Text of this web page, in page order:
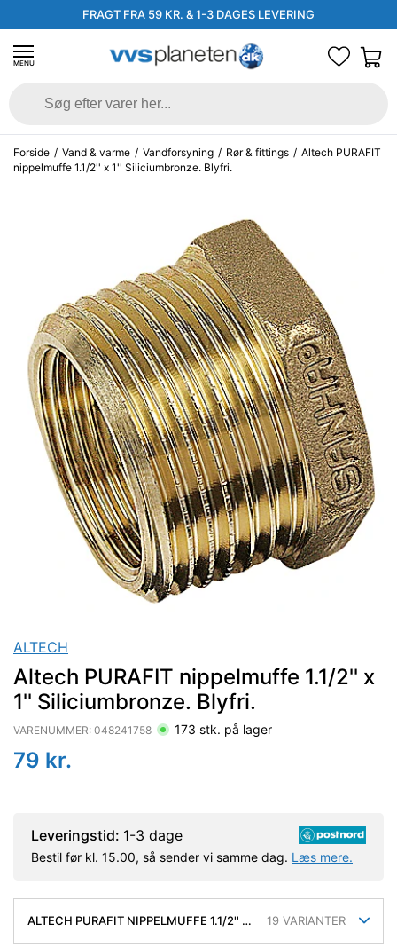
FRAGT FRA 59 KR. & 1-3 DAGES LEVERING
MENU
Forside / Vand & varme / Vandforsyning / Rør & fittings / Altech PURAFIT
nippelmuffe 1.1/2'' x 1'' Siliciumbronze. Blyfri.
ALTECH
Altech PURAFIT nippelmuffe 1.1/2'' x
1'' Siliciumbronze. Blyfri.
VARENUMMER: 048241758 173 stk. på lager
79 kr.
Leveringstid: 1-3 dage
Bestil før kl. 15.00, så sender vi samme dag. Læs mere.
ALTECH PURAFIT NIPPELMUFFE 1.1/2'' X
19 VARIANTER